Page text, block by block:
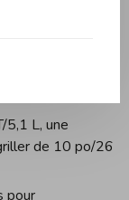
5,1 L, une
de 10 po/26
pour